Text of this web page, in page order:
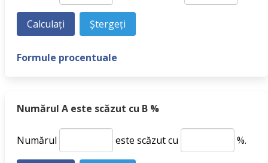
Formule procentuale
Numărul A este scăzut cu B %
Numărul este scăzut cu %.